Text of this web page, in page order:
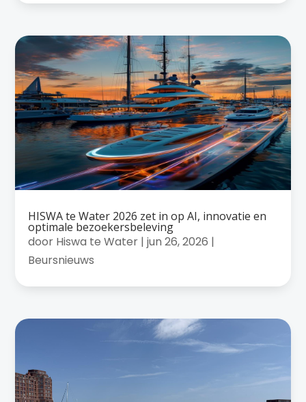
HISWA te Water 2026 zet in op AI, innovatie en
optimale bezoekersbeleving
door Hiswa te Water |jun 26, 2026 |
Beursnieuws